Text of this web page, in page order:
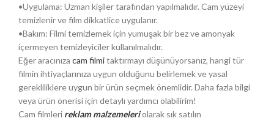
•Uygulama: Uzman kişiler tarafından yapılmalıdır. Cam yüzeyi
temizlenir ve film dikkatlice uygulanır.
•Bakım: Filmi temizlemek için yumuşak bir bez ve amonyak
içermeyen temizleyiciler kullanılmalıdır.
Eğer aracınıza cam filmitaktırmayı düşünüyorsanız, hangi tür
filmin ihtiyaçlarınıza uygun olduğunu belirlemek ve yasal
gerekliliklere uygun bir ürün seçmek önemlidir. Daha fazla bilgi
veya ürün önerisi için detaylı yardımcı olabilirim!
Cam filmleri reklam malzemeleriolarak sık satılın